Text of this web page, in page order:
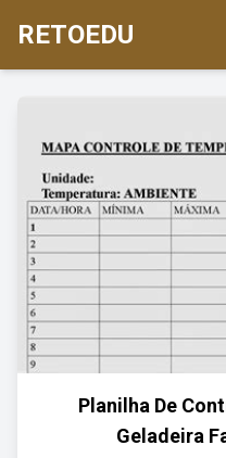
RETOEDU
Planilha De
Geladeira